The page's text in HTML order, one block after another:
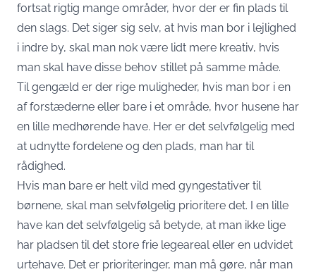
fortsat rigtig mange områder, hvor der er fin plads til
den slags. Det siger sig selv, at hvis man bor i lejlighed
i indre by, skal man nok være lidt mere kreativ, hvis
man skal have disse behov stillet på samme måde.
Til gengæld er der rige muligheder, hvis man bor i en
af forstæderne eller bare i et område, hvor husene har
en lille medhørende have. Her er det selvfølgelig med
at udnytte fordelene og den plads, man har til
rådighed.
Hvis man bare er helt vild med gyngestativer til
børnene, skal man selvfølgelig prioritere det. I en lille
have kan det selvfølgelig så betyde, at man ikke lige
har pladsen til det store frie legeareal eller en udvidet
urtehave. Det er prioriteringer, man må gøre, når man